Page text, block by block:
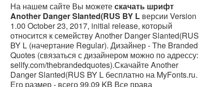
На нашем сайте Вы можетескачать шрифт
Another Danger Slanted(RUS BY L версии Version
1.00 October 23, 2017, initial release, который
относится к семейству Another Danger Slanted(RUS
BY L (начертание Regular). Дизайнер - The Branded
Quotes (связаться с дизайнером можно по адрессу:
sellfy.com/thebrandedquotes).Скачайте Another
Danger Slanted(RUS BY L бесплатно на MyFonts.ru.
Его размер - всего 99.09 KB Все права